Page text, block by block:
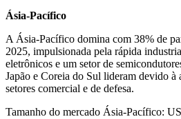
Ásia-Pacífico
A Ásia-Pacífico domina com 38% de
2025, impulsionada pela rápida
eletrônicos e um setor de
Japão e Coreia do Sul lideram devido à
setores comercial e de defesa.
Tamanho do mercado Ásia-Pacífico: